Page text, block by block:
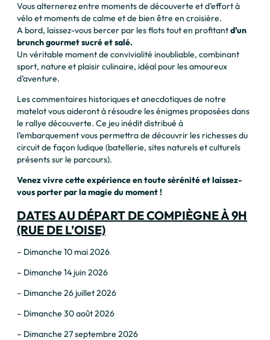
Vous alternerez entre moments de découverte et d’effort à
vélo et moments de calme et de bien être en croisière.
A bord, laissez-vous bercer par les flots tout en profitantd’un
brunch gourmet sucré et salé.
Un véritable moment de convivialité inoubliable, combinant
sport, nature et plaisir culinaire, idéal pour les amoureux
d’aventure.
Les commentaires historiques et anecdotiques de notre
matelot vous aideront à résoudre les énigmes proposées dans
le rallye découverte. Ce jeu inédit distribué à
l’embarquement vous permettra de découvrir les richesses du
circuit de façon ludique (batellerie, sites naturels et culturels
présents sur le parcours).
Venez vivre cette expérience en toute sérénité et laissez-
vous porter par la magie du moment !
DATES AU DÉPART DE COMPIÈGNE À 9H
(RUE DE L’OISE)
– Dimanche 10 mai 2026
– Dimanche 14 juin 2026
– Dimanche 26 juillet 2026
– Dimanche 30 août 2026
– Dimanche 27 septembre 2026